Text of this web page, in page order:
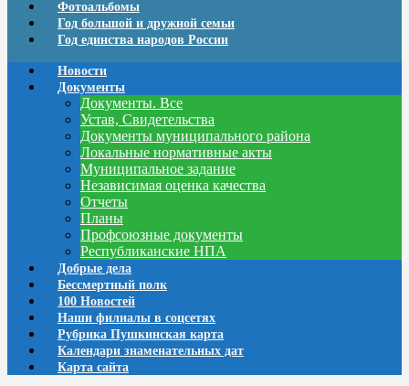
Фотоальбомы
Год большой и дружной семьи
Год единства народов России
Новости
Документы
Документы. Все
Устав, Свидетельства
Документы муниципального района
Локальные нормативные акты
Муниципальное задание
Независимая оценка качества
Отчеты
Планы
Профсоюзные документы
Республиканские НПА
Добрые дела
Бессмертный полк
100 Новостей
Наши филиалы в соцсетях
Рубрика Пушкинская карта
Календари знаменательных дат
Карта сайта